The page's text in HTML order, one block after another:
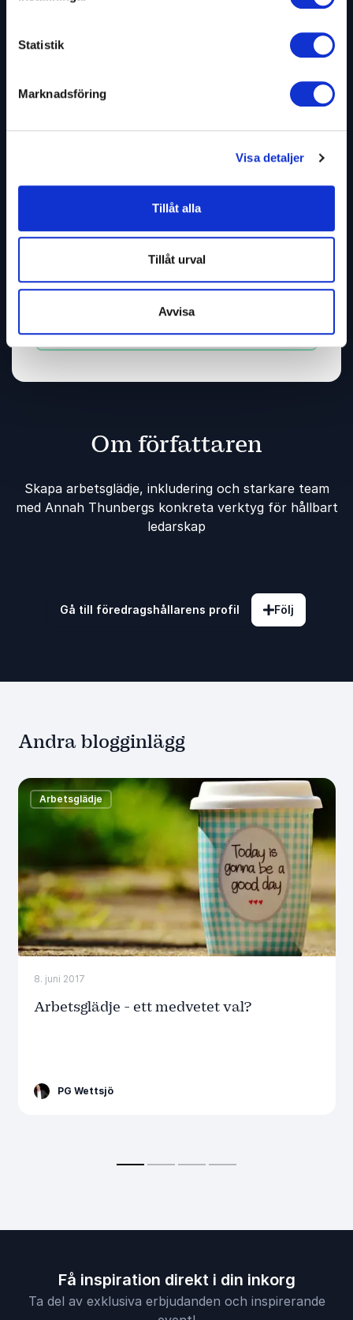
Statistik
Marknadsföring
Visa detaljer
Tillåt alla
Tillåt urval
Avvisa
E-post*
Info om ditt evenemang
Skicka förfrågan
Om författaren
Skapa arbetsglädje, inkludering och starkare team
med Annah Thunbergs konkreta verktyg för hållbart
ledarskap
Gå till föredragshållarens profil Följ
Andra blogginlägg
8. juni 2017
Arbetsglädje - ett medvetet val?
Arbetsglädje
PG Wettsjö
Få inspiration direkt i din inkorg
Ta del av exklusiva erbjudanden och inspirerande